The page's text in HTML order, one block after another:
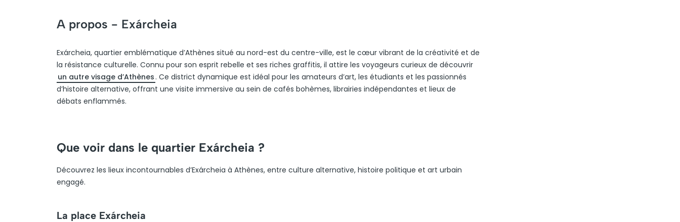
A propos - Exárcheia
Exárcheia, quartier emblématique d’Athènes situé au nord-est du centre-ville, est le cœur vibrant de la créativité et de
la résistance culturelle. Connu pour son esprit rebelle et ses riches graffitis, il attire les voyageurs curieux de découvrir
un autre visage d’Athènes . Ce district dynamique est idéal pour les amateurs d’art, les étudiants et les passionnés
d’histoire alternative, offrant une visite immersive au sein de cafés bohèmes, librairies indépendantes et lieux de
débats enflammés.
Que voir dans le quartier Exárcheia ?
Découvrez les lieux incontournables d’Exárcheia à Athènes, entre culture alternative, histoire politique et art urbain
engagé.
La place Exárcheia